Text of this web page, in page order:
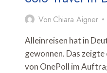
Von Chiara Aigner
Alleinreisen hat in
gewonnen. Das
von OnePoll im